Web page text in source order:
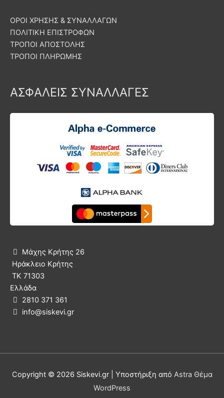
ΟΡΟΙ ΧΡΗΣΗΣ & ΣΥΝΑΛΛΑΓΩΝ
ΠΟΛΙΤΙΚΗ ΕΠΙΣΤΡΟΦΩΝ
ΤΡΟΠΟΙ ΑΠΟΣΤΟΛΗΣ
ΤΡΟΠΟΙ ΠΛΗΡΩΜΗΣ
ΑΣΦΑΛΕΙΣ ΣΥΝΑΛΛΑΓΕΣ

Μάχης Κρήτης 26
Ηράκλειο Κρήτης
ΤΚ 71303
Ελλάδα
 2810 371 361
 info@siskevi.gr
Copyright © 2026 Siskevi.gr| Υποστήριξη από Astra Θέμα
WordPress